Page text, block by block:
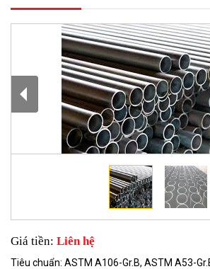
Giá tiền: Liên hệ
Tiêu chuẩn: ASTM A106-Gr.B, ASTM A53-